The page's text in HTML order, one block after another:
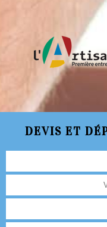
DEVIS ET